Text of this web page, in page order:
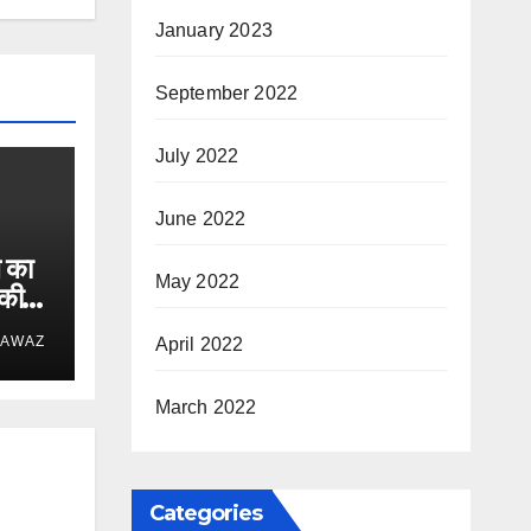
January 2023
September 2022
July 2022
June 2022
May 2022
April 2022
March 2022
Categories